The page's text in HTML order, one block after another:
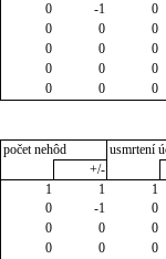
0 -1
0
0 0
0
0 0
0
0 0
0
0 0 0
počet nehôd
usmrtení
+/-
1 1
1
0 -1
0
0 0
0
0 0
0